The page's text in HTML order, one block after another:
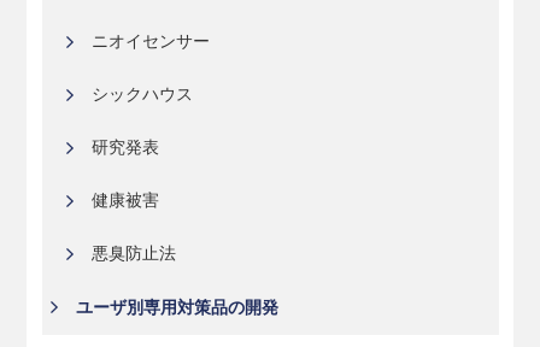
ニオイセンサー
シックハウス
研究発表
健康被害
悪臭防止法
ユーザ別専用対策品の開発